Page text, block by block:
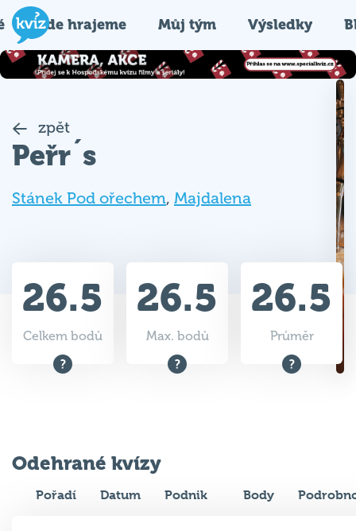
Kde hrajeme Můj tým Výsledky
zpět
Peřr´s
Stánek Pod ořechem, Majdalena
26.5
Celkem bodů
26.5
Max. bodů
26.5
Průměr
Odehrané kvízy
Pořadí Datum Podnik Body